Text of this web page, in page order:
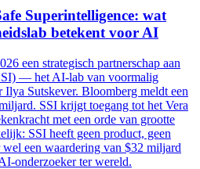
Superintelligence: wat
betekent voor AI
een strategisch partnerschap aan
— het AI-lab van voormalig
Sutskever. Bloomberg meldt een
SSI krijgt toegang tot het Vera
met een orde van grootte
SSI heeft geen product, geen
een waardering van $32 miljard
onderzoeker ter wereld.